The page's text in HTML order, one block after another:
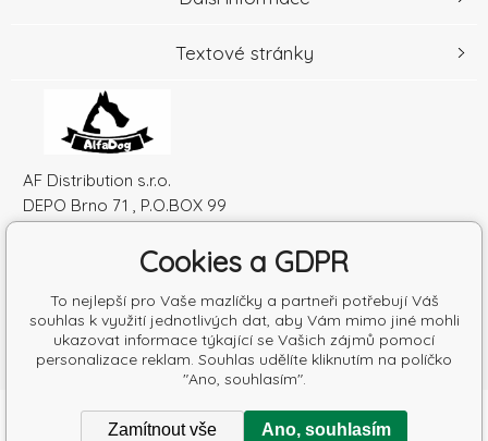
AF Distribution s.r.o.
DEPO Brno 71 , P.O.BOX 99
Česká republika
DIČ: SK2120864328
Textové stránky
Copyright © 2026 AF Distribution s.r.o.
Cookies a GDPR
To nejlepší pro Vaše mazlíčky a partneři potřebují Váš
souhlas k využití jednotlivých dat, aby Vám mimo jiné mohli
ukazovat informace týkající se Vašich zájmů pomocí
personalizace reklam. Souhlas udělíte kliknutím na políčko
"Ano, souhlasím".
Zamítnout vše Ano, souhlasím